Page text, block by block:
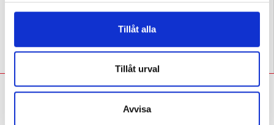
Tillåt alla
Tillåt urval
Avvisa
Bör praktisk-estetiska
Fördjupning lyfter elever i
Alexander Skytte:Lärarens
skådespel är extremt